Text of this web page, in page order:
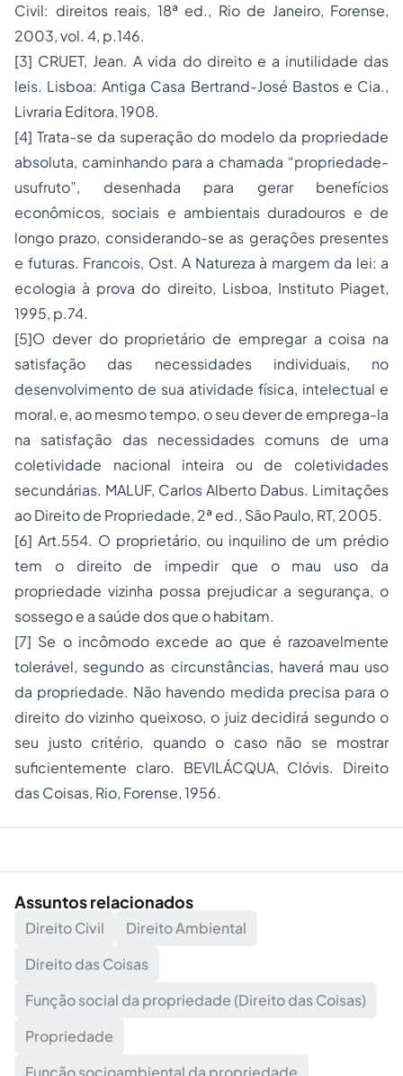
Civil: direitos reais, 18ª ed., Rio de Janeiro, Forense,
2003, vol. 4, p.146.
[3] CRUET, Jean. A vida do direito e a inutilidade das
leis. Lisboa: Antiga Casa Bertrand-José Bastos e Cia.,
Livraria Editora, 1908.
[4] Trata-se da superação do modelo da propriedade
absoluta, caminhando para a chamada “propriedade-
usufruto”, desenhada para gerar benefícios
econômicos, sociais e ambientais duradouros e de
longo prazo, considerando-se as gerações presentes
e futuras. Francois, Ost. A Natureza à margem da lei: a
ecologia à prova do direito, Lisboa, Instituto Piaget,
1995, p.74.
[5]O dever do proprietário de empregar a coisa na
satisfação das necessidades individuais, no
desenvolvimento de sua atividade física, intelectual e
moral, e, ao mesmo tempo, o seu dever de emprega-la
na satisfação das necessidades comuns de uma
coletividade nacional inteira ou de coletividades
secundárias. MALUF, Carlos Alberto Dabus. Limitações
ao Direito de Propriedade, 2ª ed., São Paulo, RT, 2005.
[6] Art.554. O proprietário, ou inquilino de um prédio
tem o direito de impedir que o mau uso da
propriedade vizinha possa prejudicar a segurança, o
sossego e a saúde dos que o habitam.
[7] Se o incômodo excede ao que é razoavelmente
tolerável, segundo as circunstâncias, haverá mau uso
da propriedade. Não havendo medida precisa para o
direito do vizinho queixoso, o juiz decidirá segundo o
seu justo critério, quando o caso não se mostrar
suficientemente claro. BEVILÁCQUA, Clóvis. Direito
das Coisas, Rio, Forense, 1956.
Assuntos relacionados
Direito Civil
Direito Ambiental
Direito das Coisas
Função social da propriedade (Direito das Coisas)
Propriedade
Função socioambiental da propriedade